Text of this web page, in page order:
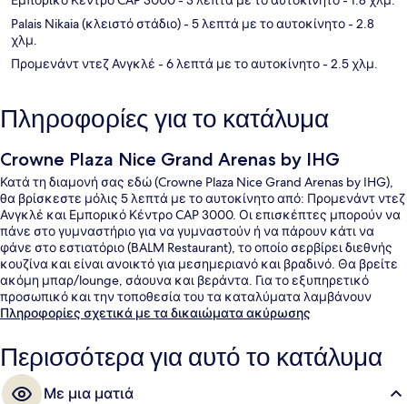
Palais Nikaia (κλειστό στάδιο)- 5 λεπτά με το αυτοκίνητο- 2.8
χλμ.
Προμενάντ ντεζ Ανγκλέ - 6 λεπτά με το αυτοκίνητο- 2.5 χλμ.
Πληροφορίες για το κατάλυμα
Crowne Plaza Nice Grand Arenas by IHG
Κατά τη διαμονή σας εδώ (Crowne Plaza Nice Grand Arenas by IHG),
θα βρίσκεστε μόλις 5 λεπτά με το αυτοκίνητο από: Προμενάντ ντεζ
Ανγκλέ και Εμπορικό Κέντρο CAP 3000. Οι επισκέπτες μπορούν να
πάνε στο γυμναστήριο για να γυμναστούν ή να πάρουν κάτι να
φάνε στο εστιατόριο (BALM Restaurant), το οποίο σερβίρει διεθνής
κουζίνα και είναι ανοικτό για μεσημεριανό και βραδινό. Θα βρείτε
ακόμη μπαρ/lounge, σάουνα και βεράντα. Για το εξυπηρετικό
προσωπικό και την τοποθεσία του τα καταλύματα λαμβάνουν
εξαιρετική βαθμολογία από τους ταξιδιώτες. Το κατάλυμα
μεταφοράς: ο σταθμός Σταση Τραμ Grand Arenas South είναι μερικά
μόλις βήματα μακριά και το σημείο επιβίβασης Σταση Τραμ Grand
Arenas βρίσκεται σε απόσταση 4 λεπτών.
Πληροφορίες σχετικά με τα δικαιώματα ακύρωσης
Περισσότερα για αυτό το κατάλυμα
Με μια ματιά